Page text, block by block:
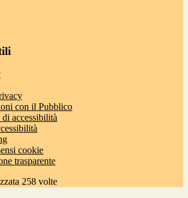
con il Pubblico
accessibilità
cookie
trasparente
258 volte